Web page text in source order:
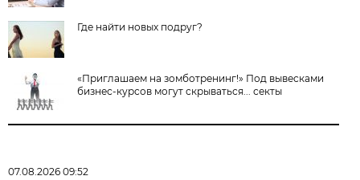
Где найти новых подруг?
«Приглашаем на зомботренинг!» Под вывесками
бизнес-курсов могут скрываться... секты
07.08.2026 09:52